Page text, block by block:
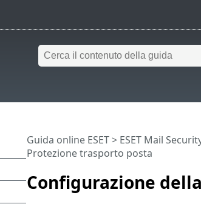
Configurazione
Guida online ESET> ESET Mail
Protezione trasporto posta